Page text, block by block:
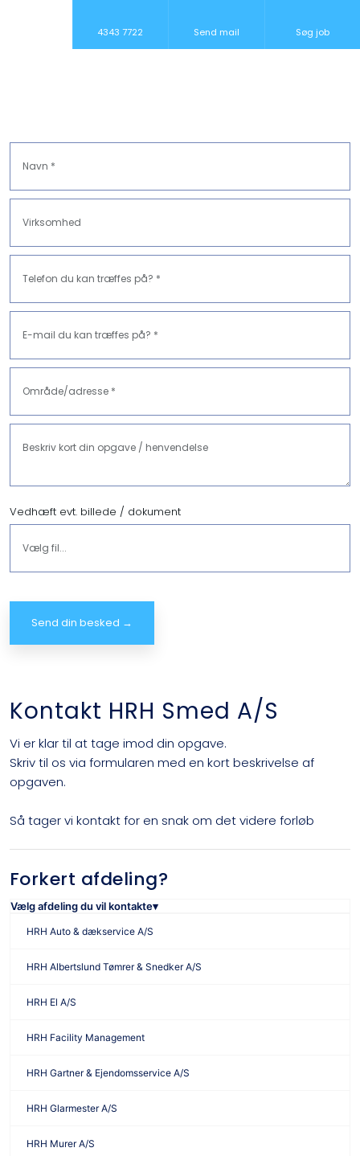
4343 7722 Send mail Søg job
Vedhæft evt. billede / dokument
Kontakt HRH Smed A/S
Vi er klar til at tage imod din opgave.
Skriv til os via formularen med en kort beskrivelse af
opgaven.
Så tager vi kontakt for en snak om det videre forløb​
Forkert afdeling? ​
Vælg afdeling du vil kontakte▾
HRH Auto & dækservice A/S
HRH Albertslund Tømrer & Snedker A/S
HRH El A/S
HRH Facility Management
HRH Gartner & Ejendomsservice A/S
HRH Glarmester A/S
HRH Murer A/S